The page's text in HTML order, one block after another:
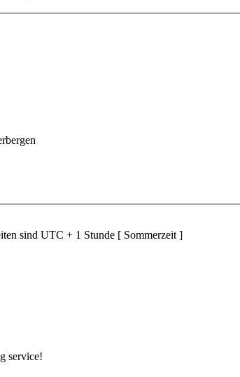
sind UTC + 1 Stunde [ Sommerzeit ]
service!